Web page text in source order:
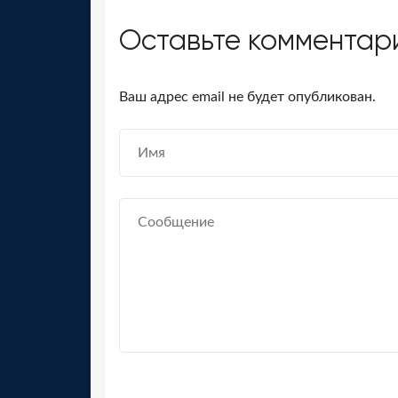
Оставьте
Ваш адрес email не будет опубликован.